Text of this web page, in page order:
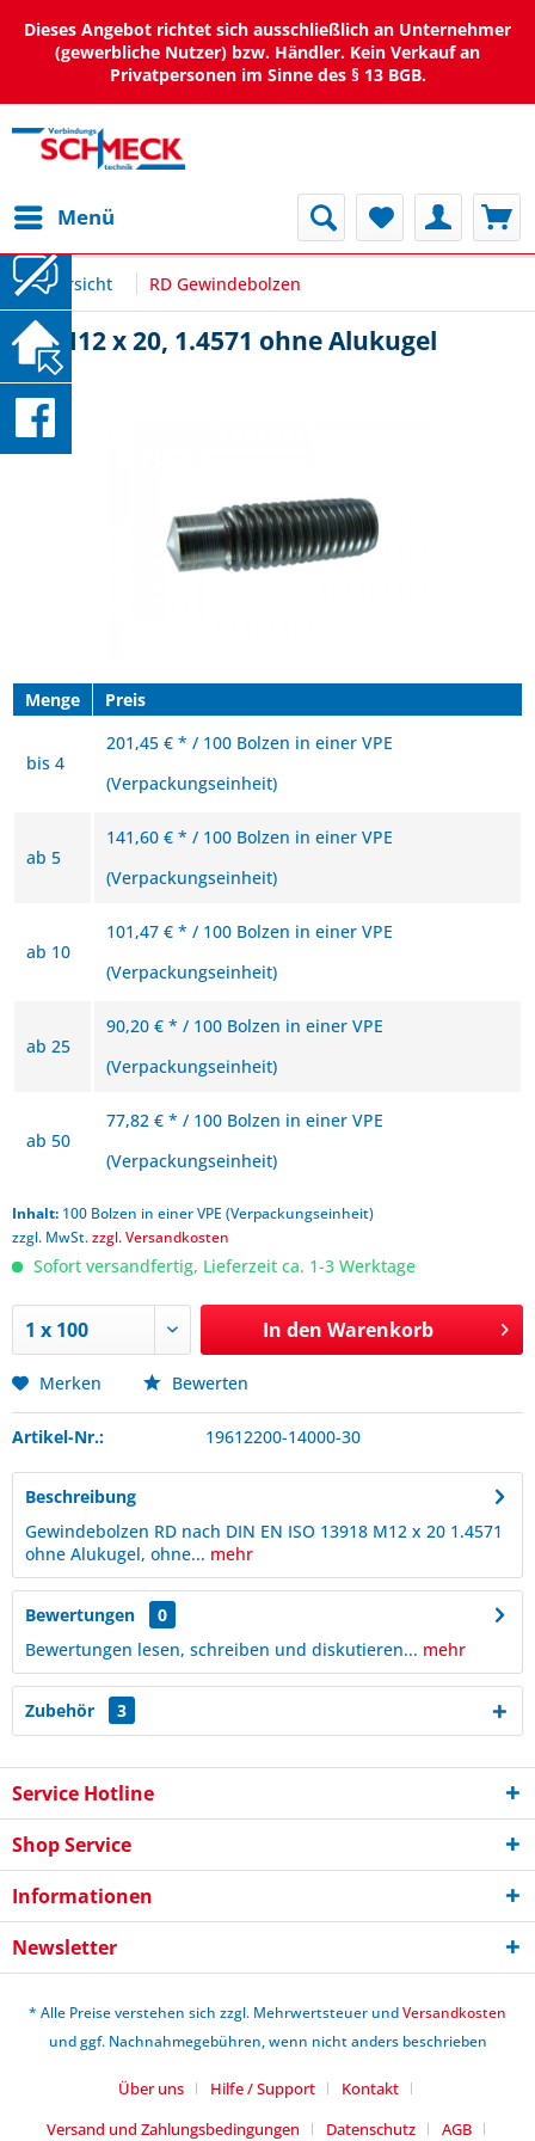
Dieses Angebot richtet sich ausschließlich an Unternehmer
(gewerbliche Nutzer) bzw. Händler. Kein Verkauf an
Privatpersonen im Sinne des § 13 BGB.
Menü
Übersicht RD Gewindebolzen
RD M12 x 20, 1.4571 ohne Alukugel
Menge Preis
bis 4
201,45 € * / 100 Bolzen in einer VPE
(Verpackungseinheit)
ab 5
141,60 € * / 100 Bolzen in einer VPE
(Verpackungseinheit)
ab 10
101,47 € * / 100 Bolzen in einer VPE
(Verpackungseinheit)
ab 25
90,20 € * / 100 Bolzen in einer VPE
(Verpackungseinheit)
ab 50
77,82 € * / 100 Bolzen in einer VPE
(Verpackungseinheit)
Inhalt: 100 Bolzen in einer VPE (Verpackungseinheit)
zzgl. MwSt.zzgl. Versandkosten
Sofort versandfertig, Lieferzeit ca. 1-3 Werktage
In den Warenkorb
Merken Bewerten
Artikel-Nr.: 19612200-14000-30
Beschreibung
Gewindebolzen RD nach DIN EN ISO 13918 M12 x 20 1.4571
ohne Alukugel, ohne... mehr
Bewertungen
0
Bewertungen lesen, schreiben und diskutieren... mehr
Zubehör 3
Service Hotline
Shop Service
Informationen
Newsletter
* Alle Preise verstehen sich zzgl. Mehrwertsteuer undVersandkosten
und ggf. Nachnahmegebühren, wenn nicht anders beschrieben
Über uns Hilfe / Support
Kontakt
Versand und Zahlungsbedingungen
Datenschutz AGB